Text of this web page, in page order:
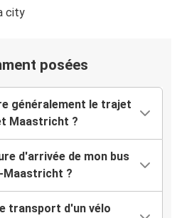
posées
généralement le trajet
Maastricht ?
d'arrivée de mon bus
Maastricht ?
transport d'un vélo